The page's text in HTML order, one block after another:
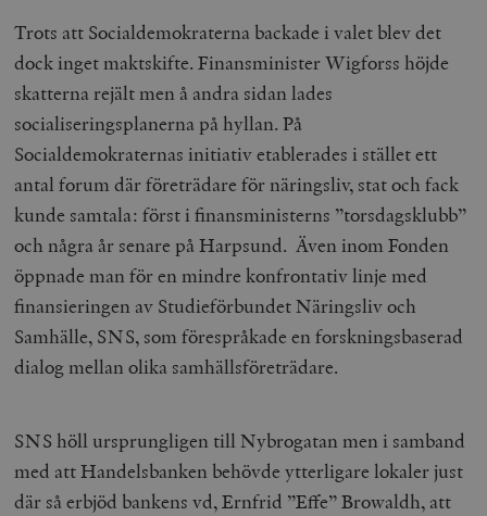
Trots att Socialdemokraterna backade i valet blev det
dock inget maktskifte. Finansminister Wigforss höjde
skatterna rejält men å andra sidan lades
socialiseringsplanerna på hyllan. På
Socialdemokraternas initiativ etablerades i stället ett
antal forum där företrädare för näringsliv, stat och fack
kunde samtala: först i finansministerns ”torsdagsklubb”
och några år senare på Harpsund. Även inom Fonden
öppnade man för en mindre konfrontativ linje med
finansieringen av Studieförbundet Näringsliv och
Samhälle, SNS, som förespråkade en forskningsbaserad
dialog mellan olika samhällsföreträdare.
SNS höll ursprungligen till Nybrogatan men i samband
med att Handelsbanken behövde ytterligare lokaler just
där så erbjöd bankens vd, Ernfrid ”Effe” Browaldh, att